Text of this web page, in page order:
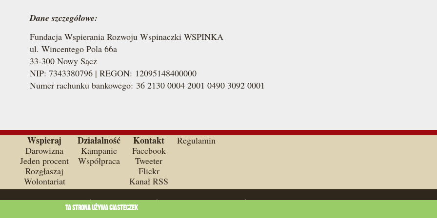
Ta strona używa ciasteczek
Dane szczegółowe:
Fundacja Wspierania Rozwoju Wspinaczki WSPINKA
ul. Wincentego Pola 66a
33-300 Nowy Sącz
NIP: 7343380796 | REGON: 12095148400000
Numer rachunku bankowego: 36 2130 0004 2001 0490 3092 0001
Wspieraj
Darowizna
Jeden procent
Rozgłaszaj
Wolontariat
Działalność
Kampanie
Współpraca
Kontakt
Facebook
Tweeter
Flickr
Kanał RSS
Regulamin
O ile nie jest to stwierdzone inaczej, wszystkie materiały na stronie są dostępne na licencjiCC-
Wszystkie znaki towarowe stanowią własność odpowiednich firm.
Fundacja